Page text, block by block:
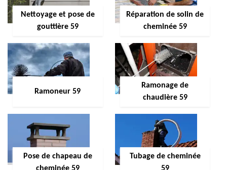
Nettoyage et pose de
gouttière 59
Réparation de solin de
cheminée 59
Ramoneur 59
Ramonage de
chaudière 59
Pose de chapeau de
Tubage de cheminée